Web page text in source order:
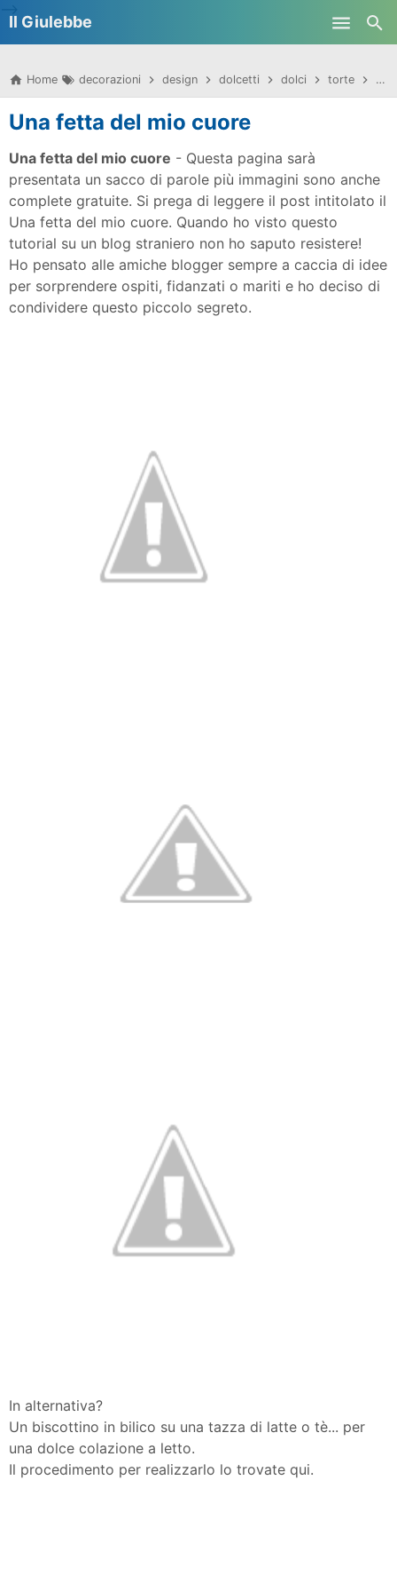
Il Giulebbe
Home decorazioni design dolcetti dolci torte
Una fetta del mio cuore
Una fetta del mio cuore - Questa pagina sarà
presentata un sacco di parole più immagini sono anche
complete gratuite. Si prega di leggere il post intitolato il
Una fetta del mio cuore. Quando ho visto questo
tutorial su un blog straniero non ho saputo resistere!
Ho pensato alle amiche blogger sempre a caccia di idee
per sorprendere ospiti, fidanzati o mariti e ho deciso di
condividere questo piccolo segreto.
In alternativa?
Un biscottino in bilico su una tazza di latte o tè... per
una dolce colazione a letto.
Il procedimento per realizzarlo lo trovate qui.